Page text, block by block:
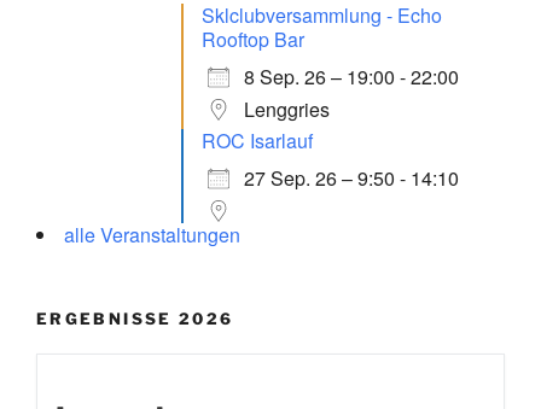
Sklclubversammlung - Echo
Rooftop Bar
8 Sep. 26 – 19:00 - 22:00
Lenggries
ROC Isarlauf
27 Sep. 26 – 9:50 - 14:10
alle Veranstaltungen
ERGEBNISSE 2026